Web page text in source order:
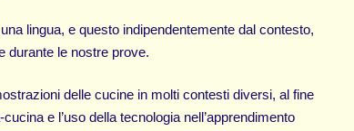
lingua, e questo indipendentemente dal contesto,
durante le nostre prove.
delle cucine in molti contesti diversi, al fine
e l’uso della tecnologia nell’apprendimento